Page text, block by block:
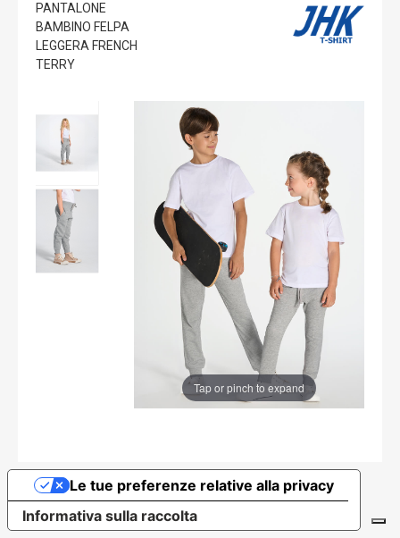
PANTALONE
BAMBINO FELPA
LEGGERA FRENCH
TERRY
Tap or pinch to expand
Informativa sulla raccolta
Le tue preferenze relative alla privacy